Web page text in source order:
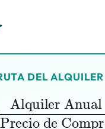
DEL ALQUILER
AnualPrecio